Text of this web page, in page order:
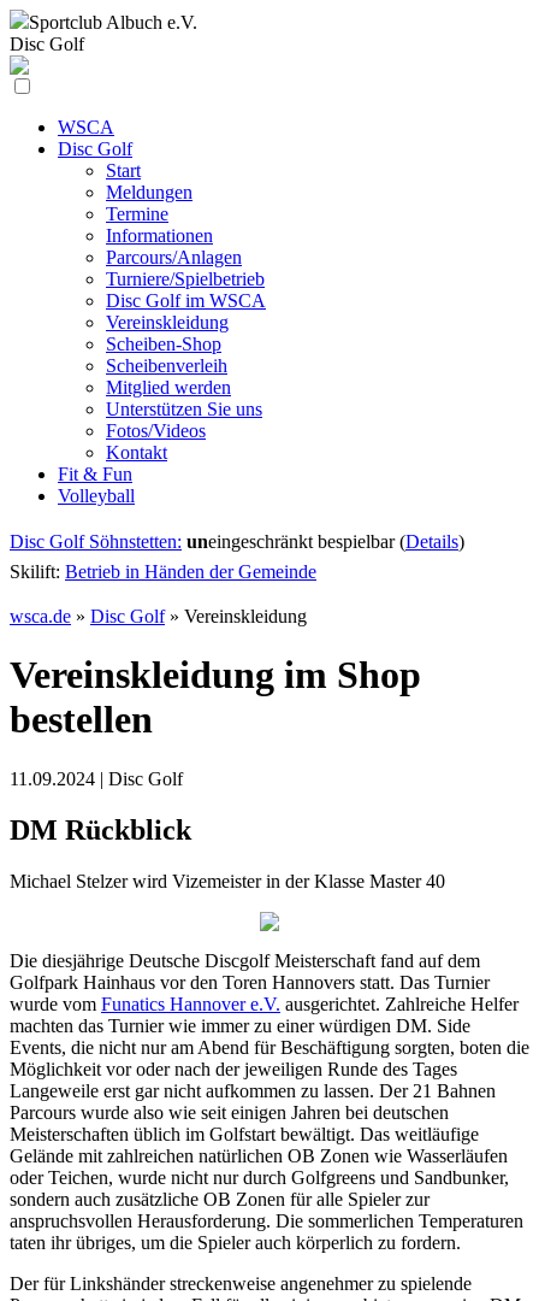
Sportclub Albuch e.V.
Disc Golf
WSCA
Disc Golf
Start
Meldungen
Termine
Informationen
Parcours/Anlagen
Turniere/Spielbetrieb
Disc Golf im WSCA
Vereinskleidung
Scheiben-Shop
Scheibenverleih
Mitglied werden
Unterstützen Sie uns
Fotos/Videos
Kontakt
Fit & Fun
Volleyball
Disc Golf Söhnstetten: uneingeschränkt bespielbar (Details)
Skilift: Betrieb in Händen der Gemeinde
wsca.de » Disc Golf» Vereinskleidung
Vereinskleidung im Shop
bestellen
11.09.2024 | Disc Golf
DM Rückblick
Michael Stelzer wird Vizemeister in der Klasse Master 40
Die diesjährige Deutsche Discgolf Meisterschaft fand auf dem
Golfpark Hainhaus vor den Toren Hannovers statt. Das Turnier
wurde vom Funatics Hannover e.V. ausgerichtet. Zahlreiche Helfer
machten das Turnier wie immer zu einer würdigen DM. Side
Events, die nicht nur am Abend für Beschäftigung sorgten, boten die
Möglichkeit vor oder nach der jeweiligen Runde des Tages
Langeweile erst gar nicht aufkommen zu lassen. Der 21 Bahnen
Parcours wurde also wie seit einigen Jahren bei deutschen
Meisterschaften üblich im Golfstart bewältigt. Das weitläufige
Gelände mit zahlreichen natürlichen OB Zonen wie Wasserläufen
oder Teichen, wurde nicht nur durch Golfgreens und Sandbunker,
sondern auch zusätzliche OB Zonen für alle Spieler zur
anspruchsvollen Herausforderung. Die sommerlichen Temperaturen
taten ihr übriges, um die Spieler auch körperlich zu fordern.
Der für Linkshänder streckenweise angenehmer zu spielende